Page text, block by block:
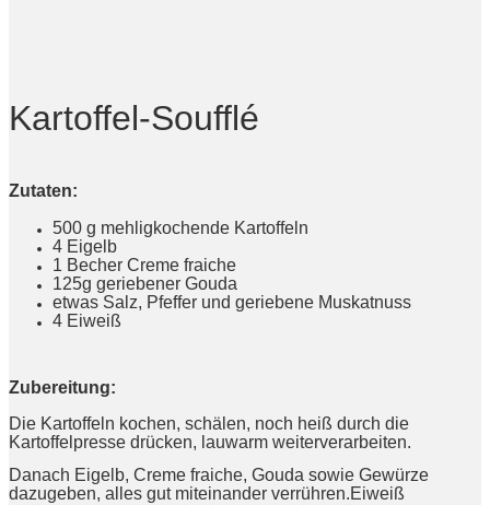
Kartoffel-Soufflé
Zutaten:
500 g mehligkochende Kartoffeln
4 Eigelb
1 Becher Creme fraiche
125g geriebener Gouda
etwas Salz, Pfeffer und geriebene Muskatnuss
4 Eiweiß
Zubereitung:
Die Kartoffeln kochen, schälen, noch heiß durch die
Kartoffelpresse drücken, lauwarm weiterverarbeiten.
Danach Eigelb, Creme fraiche, Gouda sowie Gewürze
dazugeben, alles gut miteinander verrühren.Eiweiß